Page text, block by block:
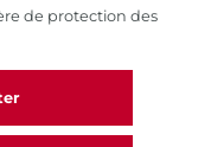
de protection des